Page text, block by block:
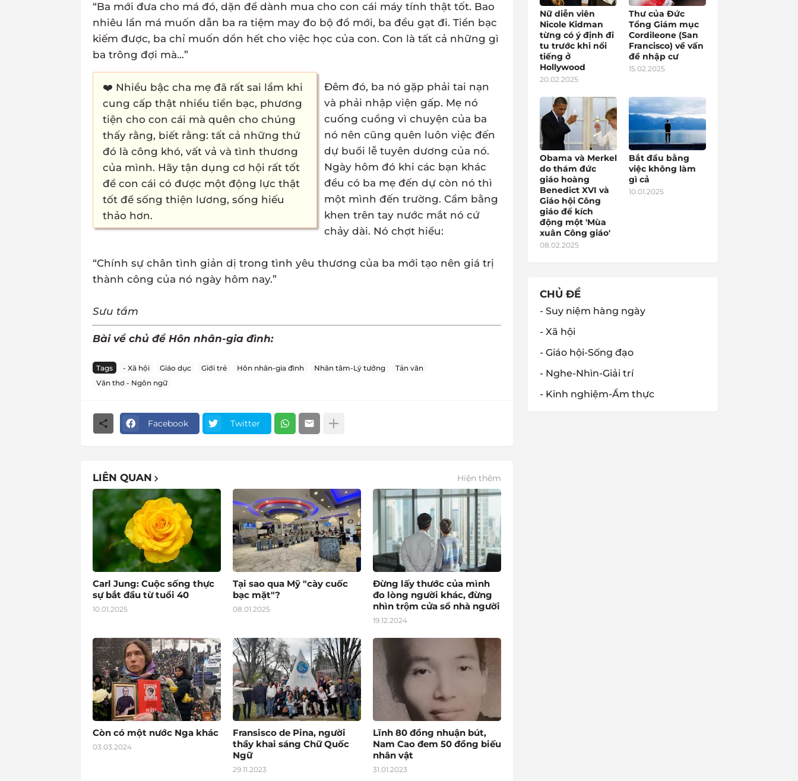
“Ba mới đưa cho má đó, dặn để dành mua cho con cái máy tính thật tốt. Bao
nhiêu lần má muốn dẫn ba ra tiệm may đo bộ đồ mới, ba đều gạt đi. Tiền bạc
kiếm được, ba chỉ muốn dồn hết cho việc học của con. Con là tất cả những gì
ba trông đợi mà…”
❤️ Nhiều bậc cha mẹ đã rất sai lầm khi
cung cấp thật nhiều tiền bạc, phương
tiện cho con cái mà quên cho chúng
thấy rằng, biết rằng: tất cả những thứ
đó là công khó, vất vả và tình thương
của mình. Hãy tận dụng cơ hội rất tốt
để con cái có được một động lực thật
tốt để sống thiện lương, sống hiếu
thảo hơn.
Đêm đó, ba nó gặp phải tai nạn
và phải nhập viện gấp. Mẹ nó
cuống cuồng vì chuyện của ba
nó nên cũng quên luôn việc đến
dự buổi lễ tuyên dương của nó.
Ngày hôm đó khi các bạn khác
đều có ba mẹ đến dự còn nó thì
một mình đến trường. Cầm bằng
khen trên tay nước mắt nó cứ
chảy dài. Nó chợt hiểu:
“Chính sự chân tình giản dị trong tình yêu thương của ba mới tạo nên giá trị
thành công của nó ngày hôm nay.”
Sưu tầm
Bài về chủ đề Hôn nhân-gia đình:
Tags - Xã hội Giáo dục Giới trẻ Hôn nhân-gia đình Nhân tâm-Lý tưởng
Tản văn
Văn thơ - Ngôn ngữ
Facebook Twitter
LIÊN QUAN Hiện thêm
Carl Jung: Cuộc sống thực
sự bắt đầu từ tuổi 40
10.01.2025
Tại sao qua Mỹ "cày cuốc
bạc mặt"?
08.01.2025
Đừng lấy thước của mình
đo lòng người khác, đừng
nhìn trộm cửa sổ nhà người
19.12.2024
Còn có một nước Nga khác
03.03.2024
Fransisco de Pina, người
thầy khai sáng Chữ Quốc
Ngữ
29.11.2023
Lĩnh 80 đồng nhuận bút,
Nam Cao đem 50 đồng biếu
nhân vật
31.01.2023
Nữ diễn viên
Nicole Kidman
từng có ý định đi
tu trước khi nổi
tiếng ở
Hollywood
20.02.2025
Thư của Đức
Tổng Giám mục
Cordileone (San
Francisco) về vấn
đề nhập cư
15.02.2025
Obama và Merkel
do thám đức
giáo hoàng
Benedict XVI và
Giáo hội Công
giáo để kích
động một 'Mùa
xuân Công giáo'
08.02.2025
Bắt đầu bằng
việc không làm
gì cả
10.01.2025
CHỦ ĐỀ
- Suy niệm hàng ngày
- Xã hội
- Giáo hội-Sống đạo
- Nghe-Nhìn-Giải trí
- Kinh nghiệm-Ẩm thực